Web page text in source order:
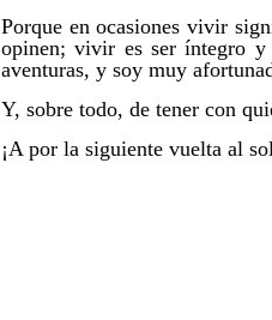
Porque en ocasiones vivir
opinen; vivir es ser íntegro
aventuras, y soy muy
Y, sobre todo, de tener con
¡A por la siguiente vuelta al